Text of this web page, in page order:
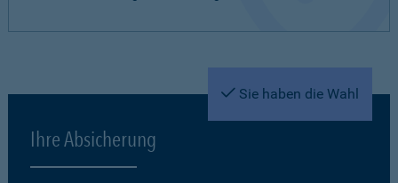
Sie haben die Wahl
Ihre Absicherung